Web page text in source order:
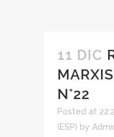
11 DIC
N°22
Posted at
(ESP) by